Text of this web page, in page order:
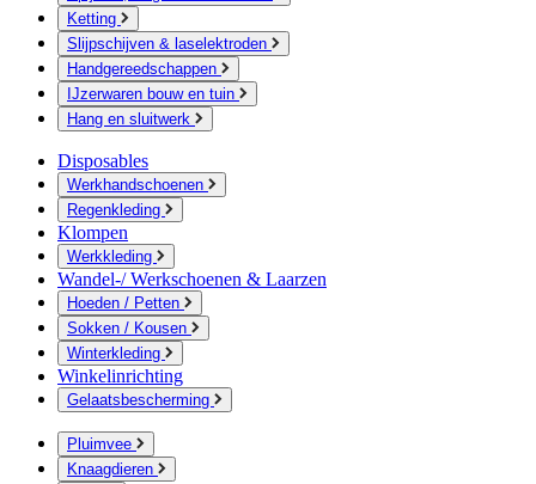
Ketting
Slijpschijven & laselektroden
Handgereedschappen
IJzerwaren bouw en tuin
Hang en sluitwerk
Disposables
Werkhandschoenen
Regenkleding
Klompen
Werkkleding
Wandel-/ Werkschoenen & Laarzen
Hoeden / Petten
Sokken / Kousen
Winterkleding
Winkelinrichting
Gelaatsbescherming
Pluimvee
Knaagdieren